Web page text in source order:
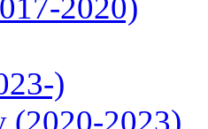
2020)
)